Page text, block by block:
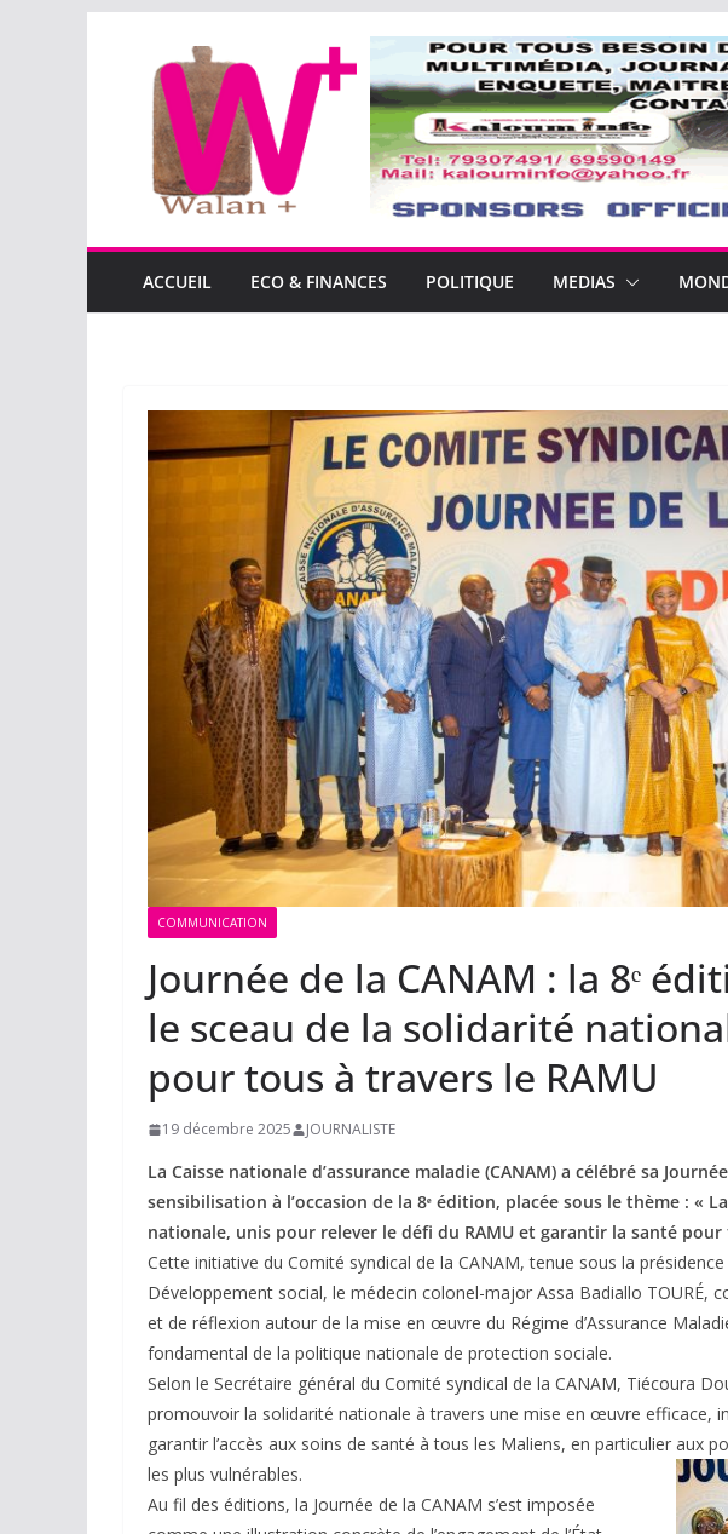
contenu
ACCUEIL ECO & FINANCES POLITIQUE MEDIAS
COMMUNICATION
Journée de la CANAM : la 8ᵉ
le sceau de la solidarité
pour tous à travers le RAMU
19 décembre 2025 JOURNALISTE
La Caisse nationale d’assurance maladie (CANAM) a célébré sa
sensibilisation à l’occasion de la 8ᵉ édition, placée sous le thème : «
nationale, unis pour relever le défi du RAMU et garantir la santé pour
Cette initiative du Comité syndical de la CANAM, tenue sous la
Développement social, le médecin colonel-major Assa Badiallo TOURÉ,
et de réflexion autour de la mise en œuvre du Régime d’Assurance
fondamental de la politique nationale de protection sociale.
Selon le Secrétaire général du Comité syndical de la CANAM, Tiécoura
promouvoir la solidarité nationale à travers une mise en œuvre efficace,
garantir l’accès aux soins de santé à tous les Maliens, en particulier aux
les plus vulnérables.
Au fil des éditions, la Journée de la CANAM s’est imposée